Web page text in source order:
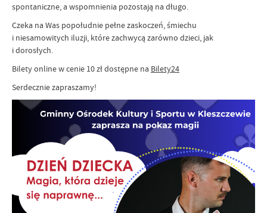
spontaniczne, a wspomnienia pozostają na długo.
Czeka na Was popołudnie pełne zaskoczeń, śmiechu
i niesamowitych iluzji, które zachwycą zarówno dzieci, jak
i dorosłych.
Bilety online w cenie 10 zł dostępne na Bilety24
Serdecznie zapraszamy!